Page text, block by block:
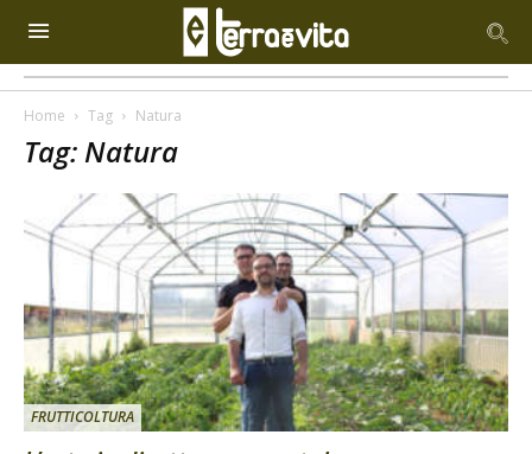
Home Tag Natura
Tag: Natura
FRUTTICOLTURA